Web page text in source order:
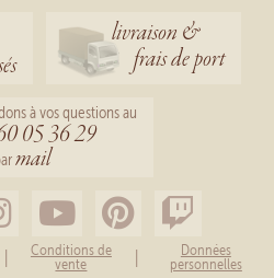
livraison &
frais de port
à vos questions au
05 36 29
mail
| Conditions de
vente | Données
personnelles